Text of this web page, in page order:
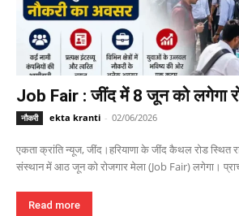
Job Fair : जींद में 8 जून को लगेगा
नौकरी ekta kranti - 02/06/2026
एकता क्रांति न्यूज, जींद।हरियाणा के जींद कैथल रोड स्थित
संस्थान में आठ जून को रोजगार मेला (Job Fair) लगेगा।
Read more